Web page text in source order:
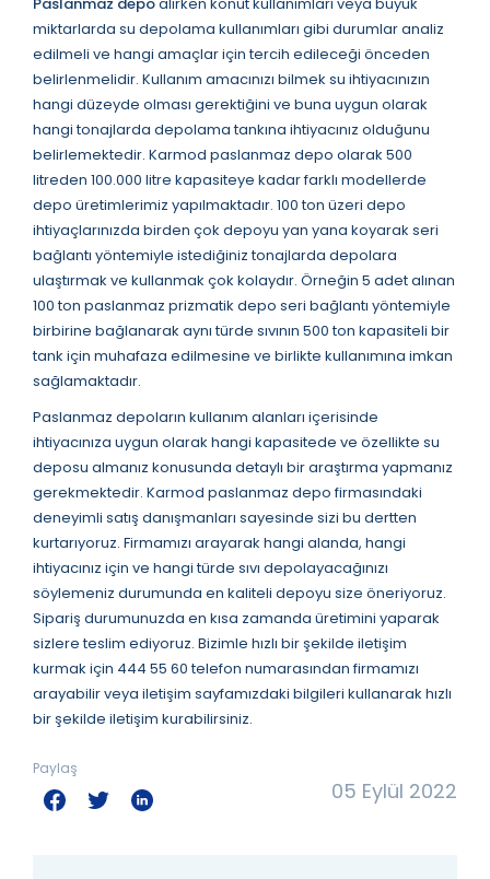
miktarlarda su depolama kullanımları gibi durumlar analiz
edilmeli ve hangi amaçlar için tercih edileceği önceden
belirlenmelidir. Kullanım amacınızı bilmek su ihtiyacınızın
hangi düzeyde olması gerektiğini ve buna uygun olarak
hangi tonajlarda depolama tankına ihtiyacınız olduğunu
belirlemektedir. Karmod paslanmaz depo olarak 500
litreden 100.000 litre kapasiteye kadar farklı modellerde
depo üretimlerimiz yapılmaktadır. 100 ton üzeri depo
ihtiyaçlarınızda birden çok depoyu yan yana koyarak seri
bağlantı yöntemiyle istediğiniz tonajlarda depolara
ulaştırmak ve kullanmak çok kolaydır. Örneğin 5 adet alınan
100 ton paslanmaz prizmatik depo seri bağlantı yöntemiyle
birbirine bağlanarak aynı türde sıvının 500 ton kapasiteli bir
tank için muhafaza edilmesine ve birlikte kullanımına imkan
sağlamaktadır.
Paslanmaz depoların kullanım alanları içerisinde
ihtiyacınıza uygun olarak hangi kapasitede ve özellikte su
deposu almanız konusunda detaylı bir araştırma yapmanız
gerekmektedir. Karmod paslanmaz depo firmasındaki
deneyimli satış danışmanları sayesinde sizi bu dertten
kurtarıyoruz. Firmamızı arayarak hangi alanda, hangi
ihtiyacınız için ve hangi türde sıvı depolayacağınızı
söylemeniz durumunda en kaliteli depoyu size öneriyoruz.
Sipariş durumunuzda en kısa zamanda üretimini yaparak
sizlere teslim ediyoruz. Bizimle hızlı bir şekilde iletişim
kurmak için 444 55 60 telefon numarasından firmamızı
arayabilir veya iletişim sayfamızdaki bilgileri kullanarak hızlı
bir şekilde iletişim kurabilirsiniz.
05 Eylül 2022
Paylaş